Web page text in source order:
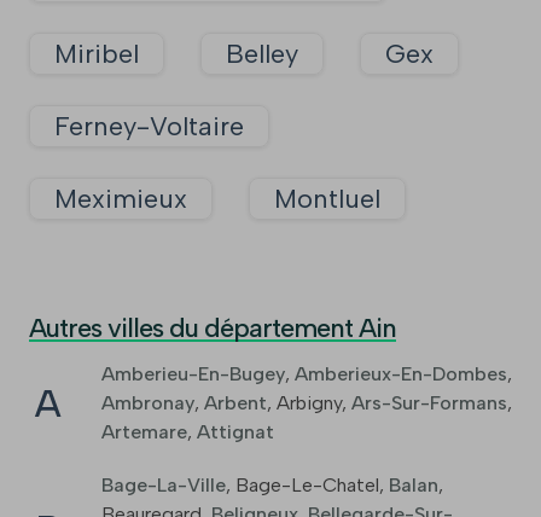
Miribel Belley Gex
Ferney-Voltaire
Meximieux Montluel
Autres villes du département Ain
A
Amberieu-En-Bugey, Amberieux-En-Dombes,
Ambronay, Arbent, Arbigny, Ars-Sur-Formans,
Artemare, Attignat
Bage-La-Ville, Bage-Le-Chatel, Balan,